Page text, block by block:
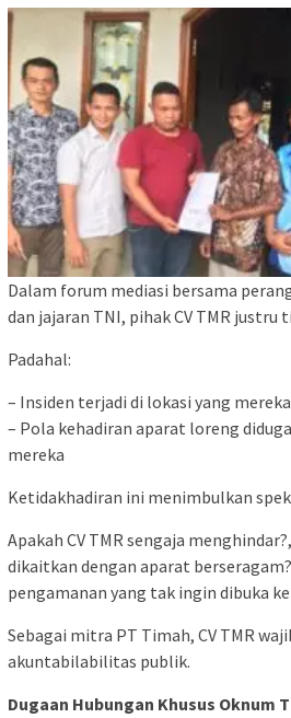
Dalam forum mediasi bersama
dan jajaran TNI, pihak CV TMR justru
Padahal:
– Insiden terjadi di lokasi yang
– Pola kehadiran aparat loreng
mereka
Ketidakhadiran ini menimbulkan
Apakah CV TMR sengaja
dikaitkan dengan aparat
pengamanan yang tak ingin dibuka
Sebagai mitra PT Timah, CV TMR
akuntabilabilitas publik.
Dugaan Hubungan Khusus Oknum